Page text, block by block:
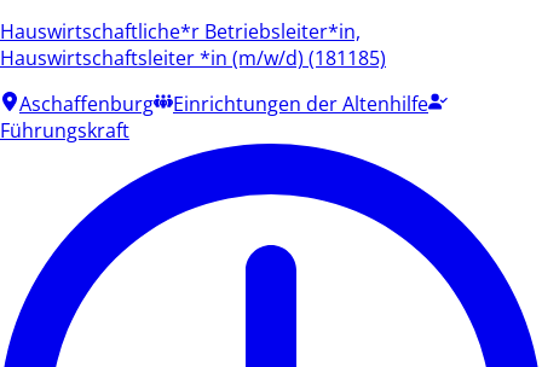
Hauswirtschaftliche*r Betriebsleiter*in,
Hauswirtschaftsleiter *in (m/w/d) (181185)
Aschaffenburg
Einrichtungen der Altenhilfe
Führungskraft